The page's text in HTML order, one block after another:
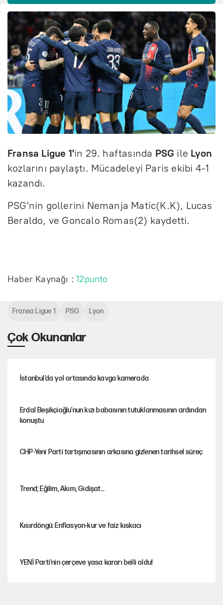
Fransa Ligue 1'in 29. haftasında PSG ile Lyon
kozlarını paylaştı. Mücadeleyi Paris ekibi 4-1
kazandı.
PSG'nin gollerini Nemanja Matic(K.K), Lucas
Beraldo, ve Goncalo Romas(2) kaydetti.
Haber Kaynağı :12punto
Çok Okunanlar
İstanbul’da yol ortasında kavga kamerada
Erdal Beşikçioğlu'nun kızı babasının tutuklanmasının ardından
konuştu
CHP-Yeni Parti tartışmasının arkasına gizlenen tarihsel süreç
Trend; Eğilim, Akım, Gidişat…
Kısırdöngü: Enflasyon-kur ve faiz kıskacı
YENİ Parti'nin çerçeve yasa kararı belli oldu!
Fransa Ligue 1 PSG Lyon